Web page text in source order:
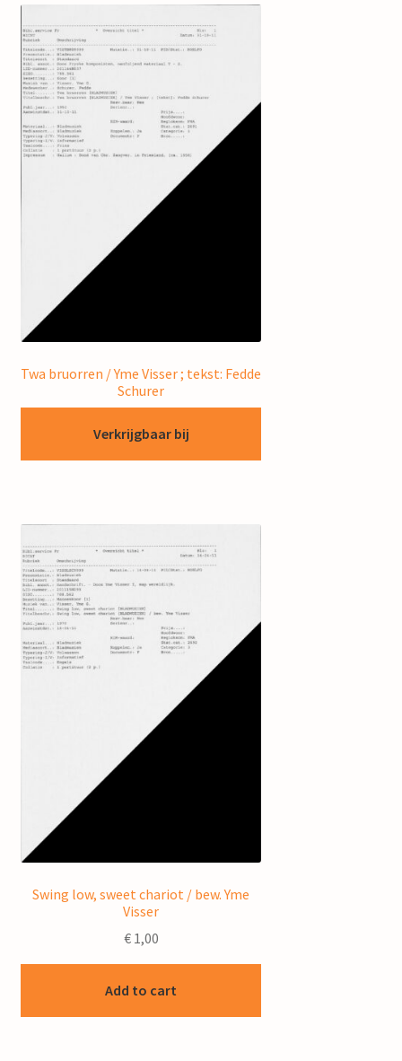
Twa bruorren / Yme Visser ; tekst: Fedde
Schurer
Verkrijgbaar bij
Swing low, sweet chariot / bew. Yme
Visser
€1,00
Add to cart